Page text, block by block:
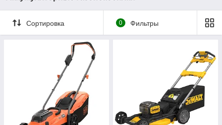
Сортировка 0 Фильтры